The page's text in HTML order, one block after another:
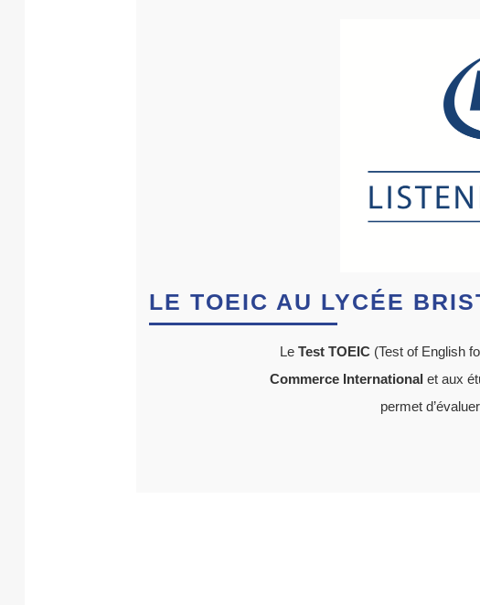
LE TOEIC AU LYCÉE
LeTest TOEIC (Test of English
Commerce International et aux
permet